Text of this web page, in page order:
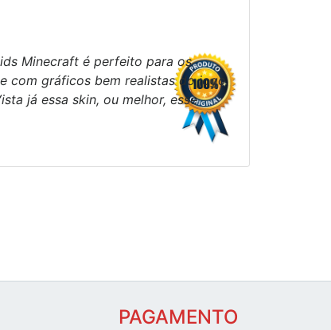
Minecraft é perfeito para os
com gráficos bem realistas do jogo
já essa skin, ou melhor, esse
PAGAMENTO